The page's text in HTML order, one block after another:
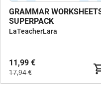
GRAMMAR
SUPERPACK
LaTeacherLara
11,99 €
17,94 €